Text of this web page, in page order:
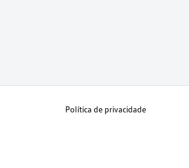
Política de privacidade